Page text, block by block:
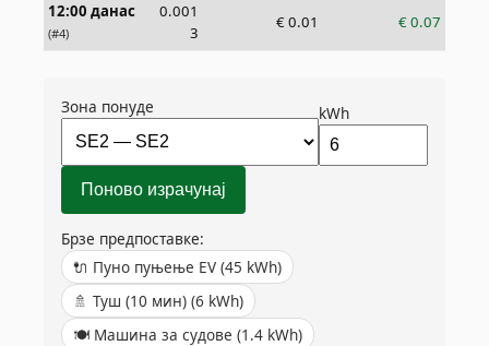
12:00 данас
(#4)
0.001
3
€ 0.01 €0.07
Зона понуде kWh
Поново израчунај
Брзе предпоставке:
🔌 Пуно пуњење EV (45 kWh)
🚿 Туш (10 мин) (6 kWh)
🍽️ Машина за судове (1.4 kWh)